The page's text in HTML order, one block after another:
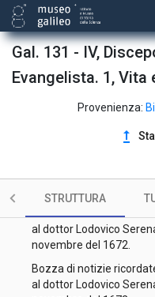
Gal. 131 - IV,
Evangelista. 1, Vita
Provenienza:
upgrade
STRUTTURA
Evangelista Torricelli.
Frullani Pier Francesco
Bozza di notizie
al dottor Lodovico
novembre del 1672.
Bozza di notizie
al dottor Lodovico